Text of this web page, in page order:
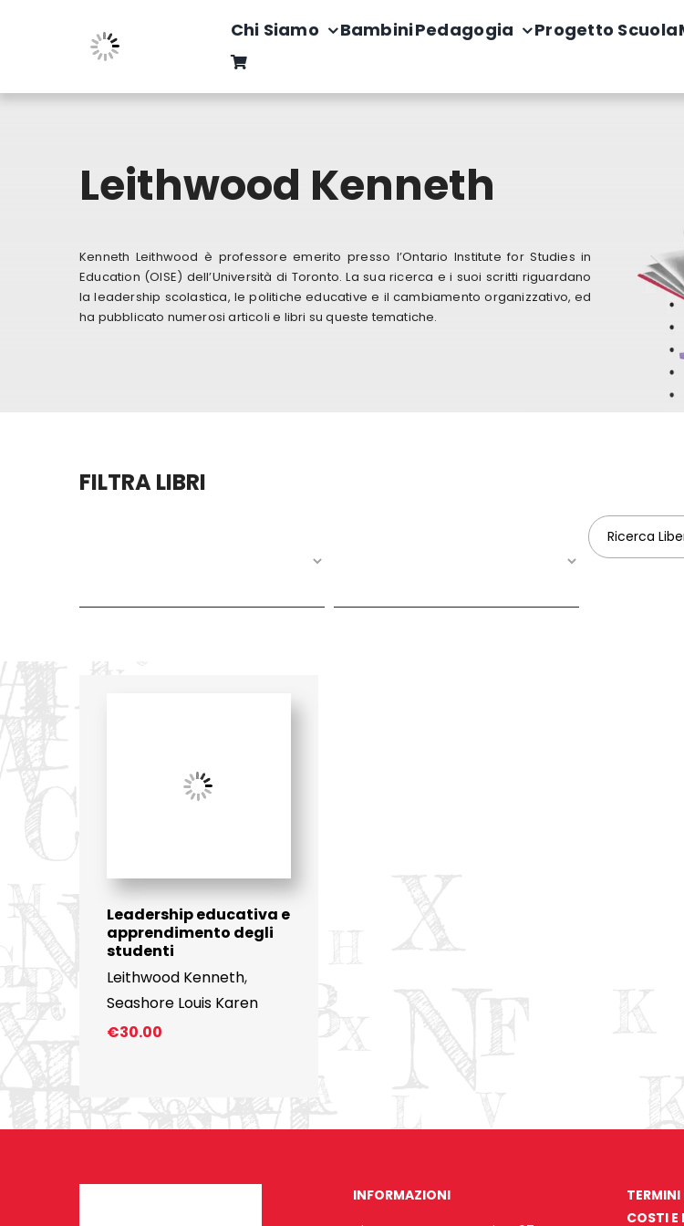
Chi Siamo BambiniPedagogia Progetto Scuola
Leithwood Kenneth
Kenneth Leithwood è professore emerito presso l’Ontario Institute for Studies in
Education (OISE) dell’Università di Toronto. La sua ricerca e i suoi scritti riguardano
la leadership scolastica, le politiche educative e il cambiamento organizzativo, ed
ha pubblicato numerosi articoli e libri su queste tematiche.
FILTRA LIBRI
Leadership educativa e
apprendimento degli
studenti
Leithwood Kenneth,
Seashore Louis Karen
€30.00
INFORMAZIONI
COSTI E